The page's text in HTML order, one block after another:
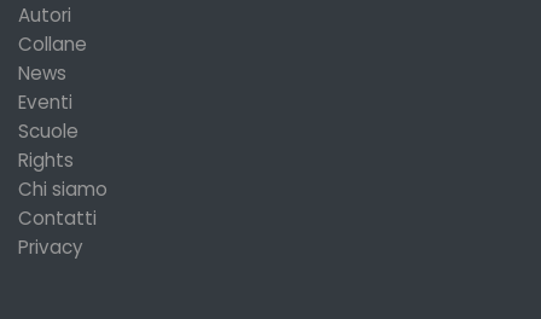
Autori
Collane
News
Eventi
Scuole
Rights
Chi siamo
Contatti
Privacy